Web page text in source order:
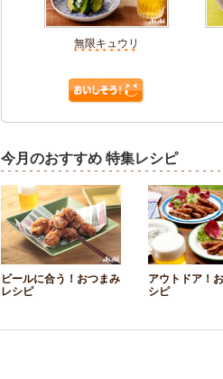
無限キュウリ
今月のおすすめ 特集レシピ
ビールに合う！おつまみ
レシピ
アウトドア！
シピ